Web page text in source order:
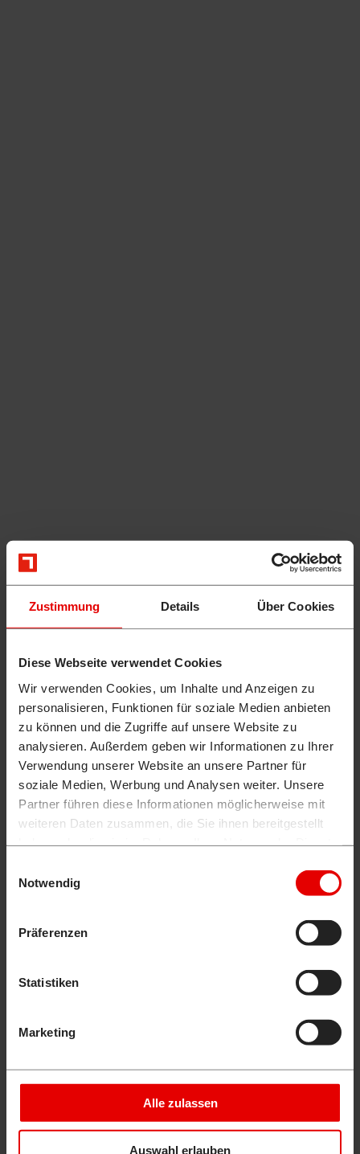
Zustimmung Details Über Cookies
Diese Webseite verwendet Cookies
Wir verwenden Cookies, um Inhalte und Anzeigen zu
personalisieren, Funktionen für soziale Medien anbieten
zu können und die Zugriffe auf unsere Website zu
analysieren. Außerdem geben wir Informationen zu Ihrer
Verwendung unserer Website an unsere Partner für
soziale Medien, Werbung und Analysen weiter. Unsere
Partner führen diese Informationen möglicherweise mit
weiteren Daten zusammen, die Sie ihnen bereitgestellt
Notwendig
Präferenzen
Statistiken
Marketing
Alle zulassen
Auswahl erlauben